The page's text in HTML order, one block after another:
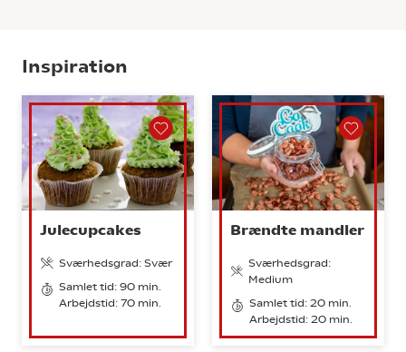
Inspiration
Julecupcakes
Sværhedsgrad: Svær
Samlet tid: 90 min.
Arbejdstid: 70 min.
Brændte mandler
Sværhedsgrad:
Medium
Samlet tid: 20 min.
Arbejdstid: 20 min.